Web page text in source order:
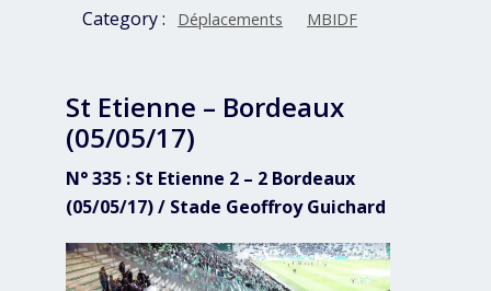
Category : Déplacements MBIDF
St Etienne – Bordeaux
(05/05/17)
N° 335 : St Etienne 2 – 2 Bordeaux
(05/05/17) / Stade Geoffroy Guichard